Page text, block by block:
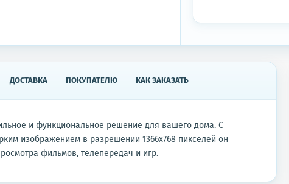
ДОСТАВКА ПОКУПАТЕЛЮ КАК ЗАКАЗАТЬ
и функциональное решение для вашего дома. С
изображением в разрешении 1366x768 пикселей он
фильмов, телепередач и игр.